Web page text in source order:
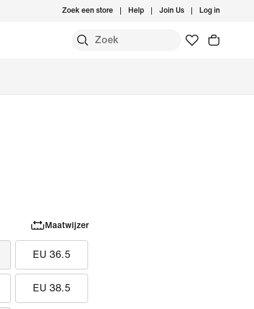
Zoek een store Help Join Us Log in
Maatwijzer
EU 36.5
EU 38.5